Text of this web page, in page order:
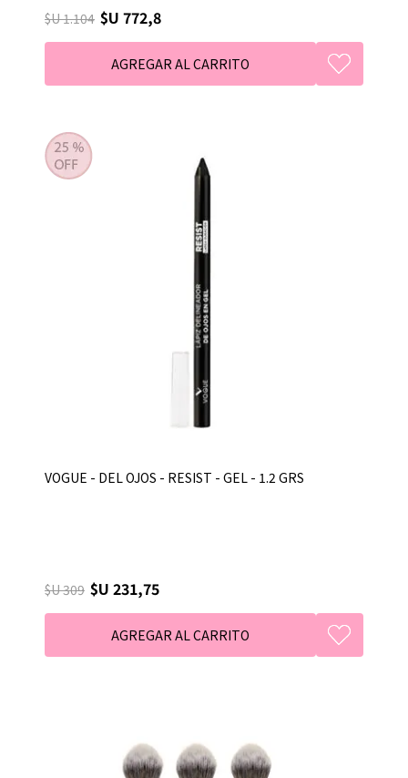
$U 1.104 $U 772,8
VOGUE - DEL OJOS - RESIST - GEL - 1.2 GRS
$U 309 $U 231,75